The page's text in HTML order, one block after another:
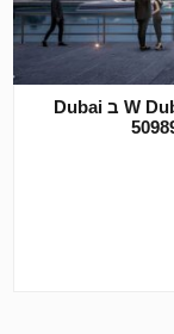
פרויקט פיתוח W Dubai Harbour The residence ב Dubai